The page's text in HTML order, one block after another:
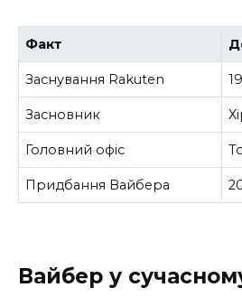
Факт
Заснування Rakuten
Засновник
Головний офіс
Придбання Вайбера
Вайбер у сучасному